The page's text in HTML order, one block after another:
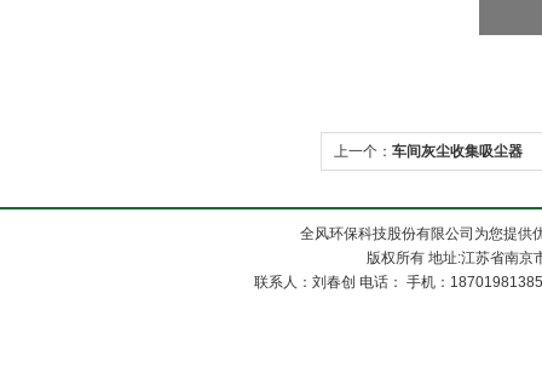
上一个： 车间灰尘收集吸尘器
全风环保科技股份有限公司为您提供
版权所有 地址:江苏省南
联系人：刘春创 电话： 手机：